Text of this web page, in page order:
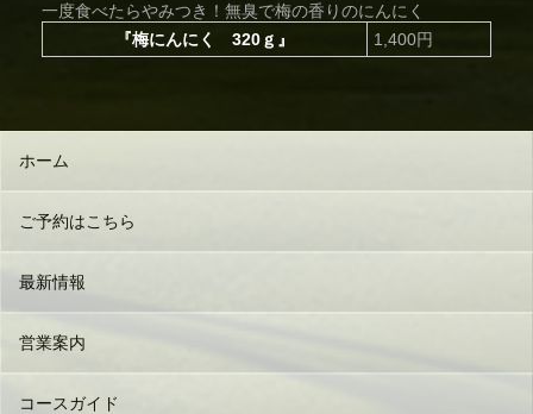
一度食べたらやみつき！無臭で梅の香りのにんにく
『梅にんにく 320ｇ』
1,400円
ホーム
ご予約はこちら
最新情報
営業案内
コースガイド